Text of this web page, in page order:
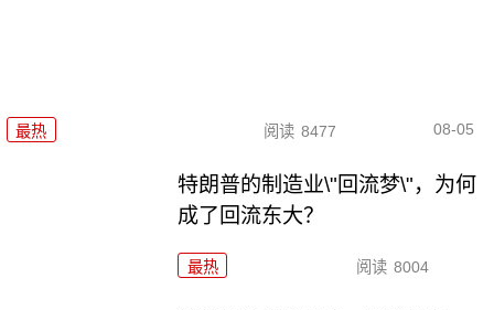
最热 阅读 8477 08-05
特朗普的制造业\"回流梦\"，为何
成了回流东大？
最热 阅读 8004